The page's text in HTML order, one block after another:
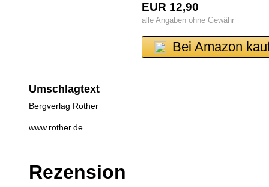
EUR 12,90
alle Angaben ohne Gewähr
Bei Amazon
Umschlagtext
Bergverlag Rother
www.rother.de
Rezension